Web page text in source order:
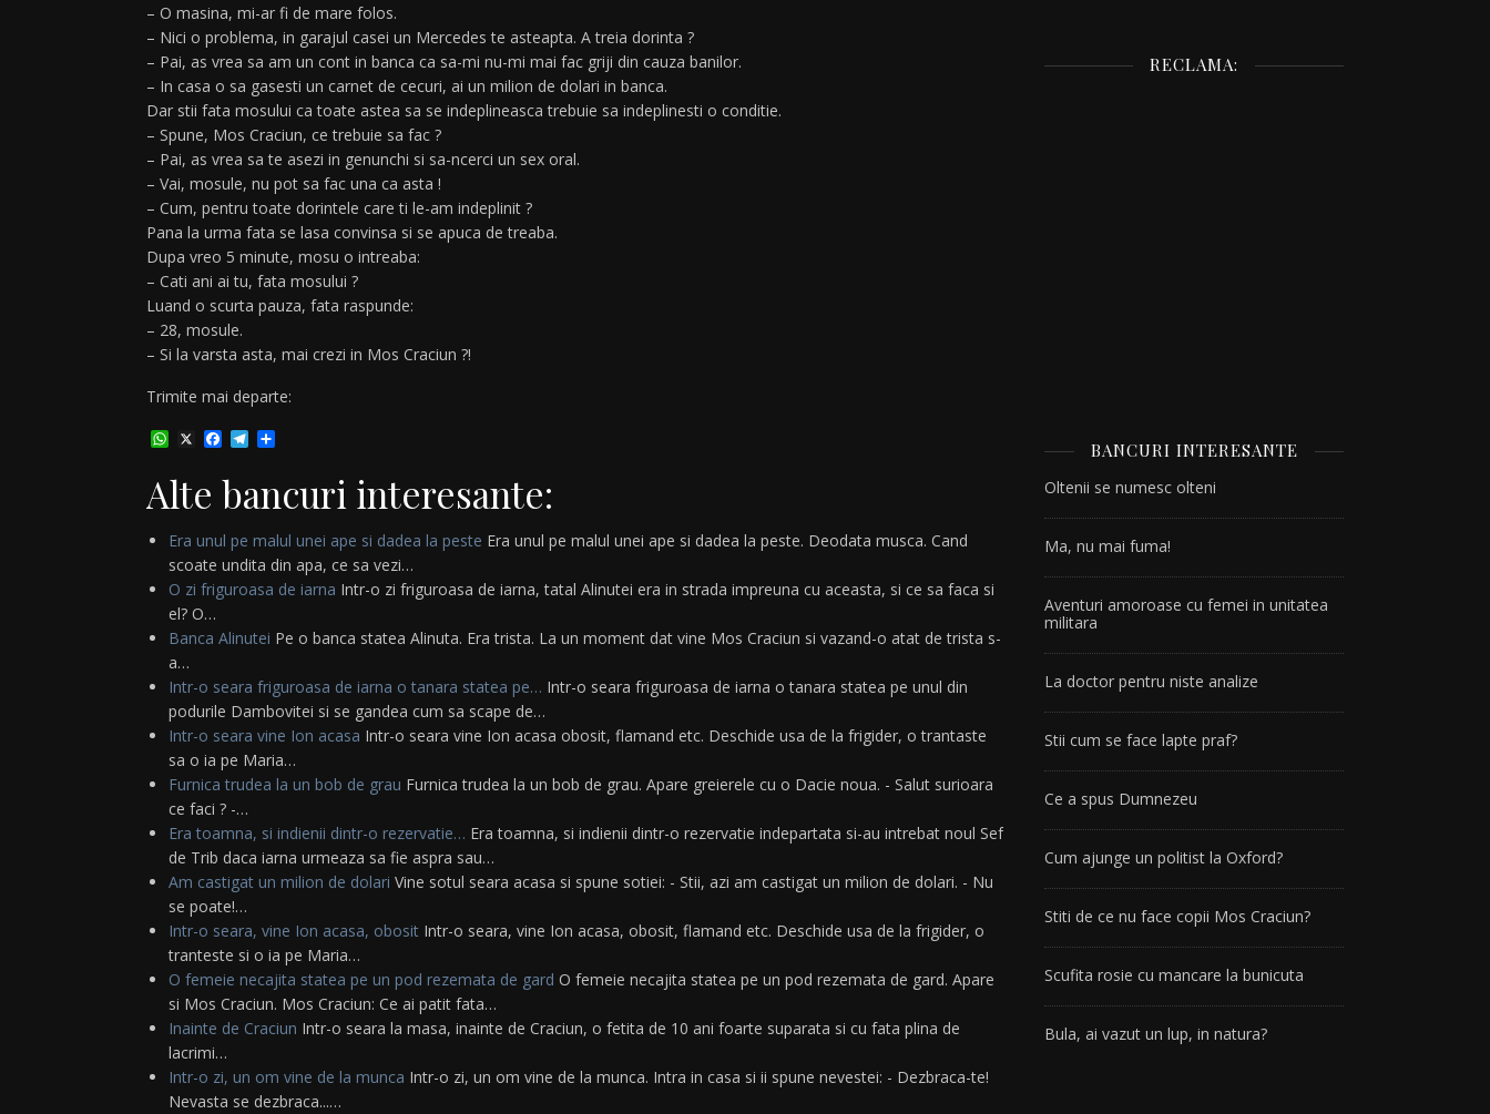
– O masina, mi-ar fi de mare folos.
– Nici o problema, in garajul casei un Mercedes te asteapta. A treia dorinta ?
– Pai, as vrea sa am un cont in banca ca sa-mi nu-mi mai fac griji din cauza banilor.
– In casa o sa gasesti un carnet de cecuri, ai un milion de dolari in banca.
Dar stii fata mosului ca toate astea sa se indeplineasca trebuie sa indeplinesti o conditie.
– Spune, Mos Craciun, ce trebuie sa fac ?
– Pai, as vrea sa te asezi in genunchi si sa-ncerci un sex oral.
– Vai, mosule, nu pot sa fac una ca asta !
– Cum, pentru toate dorintele care ti le-am indeplinit ?
Pana la urma fata se lasa convinsa si se apuca de treaba.
Dupa vreo 5 minute, mosu o intreaba:
– Cati ani ai tu, fata mosului ?
Luand o scurta pauza, fata raspunde:
– 28, mosule.
– Si la varsta asta, mai crezi in Mos Craciun ?!
Trimite mai departe:
WhatsApp
X Facebook
Telegram
Alte bancuri interesante:
Era unul pe malul unei ape si dadea la peste Era unul pe malul unei ape si dadea la peste. Deodata musca. Cand
scoate undita din apa, ce sa vezi…
O zi friguroasa de iarna Intr-o zi friguroasa de iarna, tatal Alinutei era in strada impreuna cu aceasta, si ce sa faca si
el? O…
Banca Alinutei Pe o banca statea Alinuta. Era trista. La un moment dat vine Mos Craciun si vazand-o atat de trista s-
a…
Intr-o seara friguroasa de iarna o tanara statea pe… Intr-o seara friguroasa de iarna o tanara statea pe unul din
podurile Dambovitei si se gandea cum sa scape de…
Intr-o seara vine Ion acasa Intr-o seara vine Ion acasa obosit, flamand etc. Deschide usa de la frigider, o trantaste
sa o ia pe Maria…
Furnica trudea la un bob de grau Furnica trudea la un bob de grau. Apare greierele cu o Dacie noua. - Salut surioara
ce faci ? -…
Era toamna, si indienii dintr-o rezervatie… Era toamna, si indienii dintr-o rezervatie indepartata si-au intrebat noul Sef
de Trib daca iarna urmeaza sa fie aspra sau…
Am castigat un milion de dolari Vine sotul seara acasa si spune sotiei: - Stii, azi am castigat un milion de dolari. - Nu
se poate!…
Intr-o seara, vine Ion acasa, obosit Intr-o seara, vine Ion acasa, obosit, flamand etc. Deschide usa de la frigider, o
tranteste si o ia pe Maria…
O femeie necajita statea pe un pod rezemata de gard O femeie necajita statea pe un pod rezemata de gard. Apare
si Mos Craciun. Mos Craciun: Ce ai patit fata…
Inainte de Craciun Intr-o seara la masa, inainte de Craciun, o fetita de 10 ani foarte suparata si cu fata plina de
lacrimi…
Intr-o zi, un om vine de la munca Intr-o zi, un om vine de la munca. Intra in casa si ii spune nevestei: - Dezbraca-te!
Nevasta se dezbraca...…
RECLAMA:
BANCURI INTERESANTE
Oltenii se numesc olteni
Ma, nu mai fuma!
Aventuri amoroase cu femei in unitatea
militara
La doctor pentru niste analize
Stii cum se face lapte praf?
Ce a spus Dumnezeu
Cum ajunge un politist la Oxford?
Stiti de ce nu face copii Mos Craciun?
Scufita rosie cu mancare la bunicuta
Bula, ai vazut un lup, in natura?